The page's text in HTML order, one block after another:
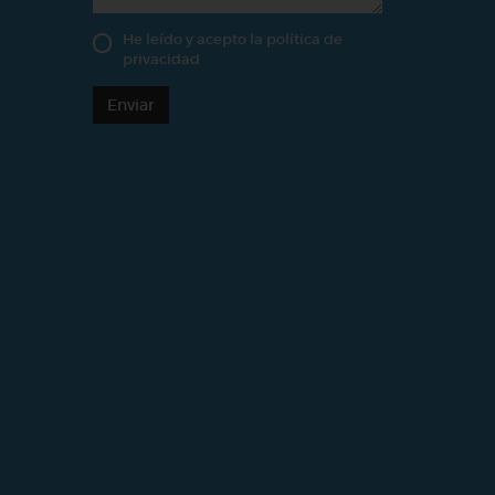
He leído y acepto la política de
privacidad
Enviar